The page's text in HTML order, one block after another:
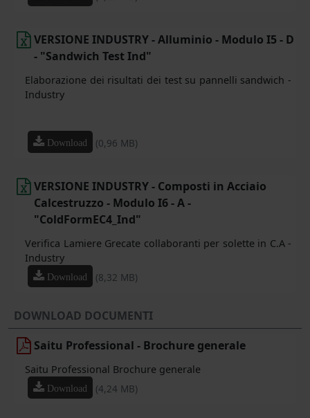
VERSIONE INDUSTRY - Alluminio - Modulo I5 - D
- "Sandwich Test Ind"
Elaborazione dei risultati dei test su pannelli sandwich -
Industry
Download (0,96 MB)
VERSIONE INDUSTRY - Composti in Acciaio
Calcestruzzo - Modulo I6 - A -
"ColdFormEC4_Ind"
Verifica Lamiere Grecate collaboranti per solette in C.A -
Industry
Download (8,32 MB)
DOWNLOAD DOCUMENTI
Saitu Professional - Brochure generale
Saitu Professional Brochure generale
Download (4,24 MB)